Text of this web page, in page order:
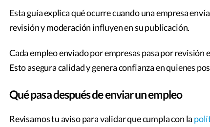
Esta guía explica qué ocurre cuando una empresa
revisión y moderación influyen en su publicación.
Cada empleo enviado por empresas pasa por
Esto asegura calidad y genera confianza en quienes
Qué pasa después de enviar un empleo
Revisamos tu aviso para validar que cumpla con la